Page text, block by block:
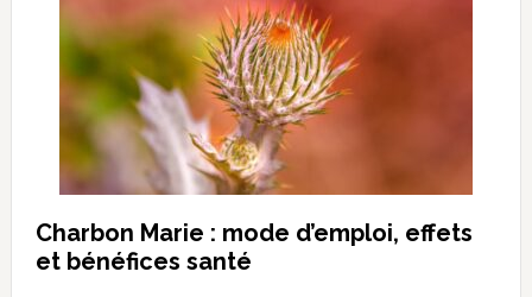
Charbon Marie : mode d’emploi, effets
et bénéfices santé